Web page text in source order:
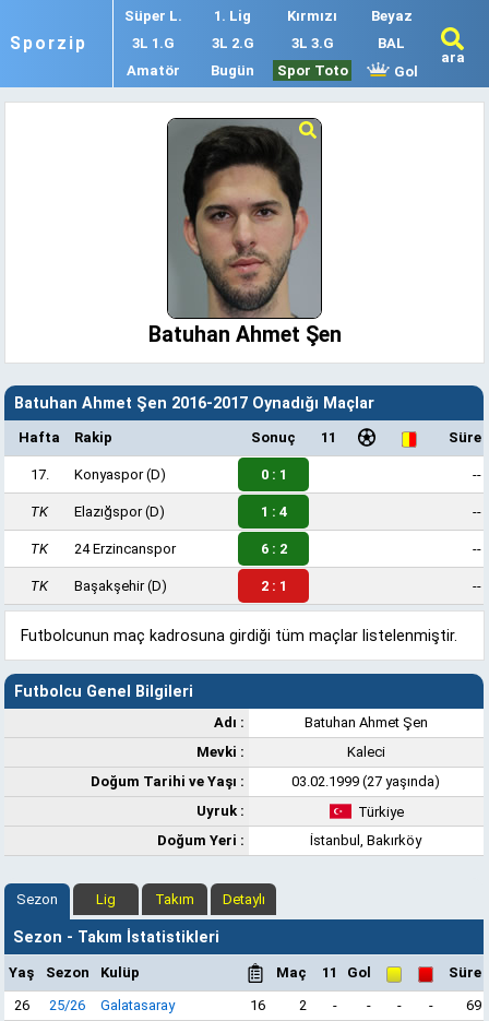
Sporzip
Süper L. 1. Lig Kırmızı
Beyaz
3L 1.G
3L 2.G 3L 3.G
BAL
Amatör
Bugün Spor Toto Gol
ara
Batuhan Ahmet Şen
Batuhan Ahmet Şen 2016-2017 Oynadığı Maçlar
Hafta Rakip Sonuç 11 Süre
17. Konyaspor(D) 0 : 1 --
TK Elazığspor(D) 1 : 4 --
TK 24 Erzincanspor 6 : 2 --
TK Başakşehir(D) 2 : 1 --
Futbolcunun maç kadrosuna girdiği tüm maçlar listelenmiştir.
Futbolcu Genel Bilgileri
Adı :
Batuhan Ahmet Şen
Mevki :
Kaleci
Doğum Tarihi ve Yaşı :
03.02.1999 (27 yaşında)
Uyruk :
Türkiye
Doğum Yeri :
İstanbul, Bakırköy
Sezon Lig Takım Detaylı
Sezon - Takım İstatistikleri
Yaş Sezon Kulüp Maç 11 Gol
Süre
26
25/26 Galatasaray 16 2 - - - -
69